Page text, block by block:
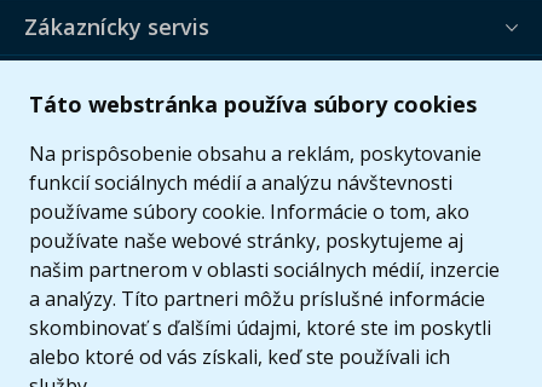
Táto webstránka používa súbory cookies
Na prispôsobenie obsahu a reklám, poskytovanie
funkcií sociálnych médií a analýzu návštevnosti
používame súbory cookie. Informácie o tom, ako
používate naše webové stránky, poskytujeme aj
našim partnerom v oblasti sociálnych médií, inzercie
a analýzy. Títo partneri môžu príslušné informácie
skombinovať s ďalšími údajmi, ktoré ste im poskytli
alebo ktoré od vás získali, keď ste používali ich
Zákaznícky servis